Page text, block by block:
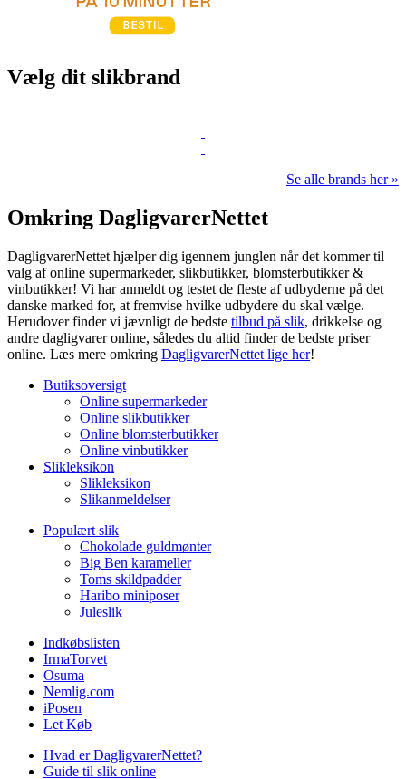
Vælg dit slikbrand
Se alle brands her »
Omkring DagligvarerNettet
DagligvarerNettet hjælper dig igennem junglen når det kommer til
valg af online supermarkeder, slikbutikker, blomsterbutikker &
vinbutikker! Vi har anmeldt og testet de fleste af udbyderne på det
danske marked for, at fremvise hvilke udbydere du skal vælge.
Herudover finder vi jævnligt de bedste tilbud på slik, drikkelse og
andre dagligvarer online, således du altid finder de bedste priser
online. Læs mere omkring DagligvarerNettet lige her!
Butiksoversigt
Online supermarkeder
Online slikbutikker
Online blomsterbutikker
Online vinbutikker
Slikleksikon
Slikleksikon
Slikanmeldelser
Populært slik
Chokolade guldmønter
Big Ben karameller
Toms skildpadder
Haribo miniposer
Juleslik
Indkøbslisten
IrmaTorvet
Osuma
Nemlig.com
iPosen
Let Køb
Hvad er DagligvarerNettet?
Guide til slik online